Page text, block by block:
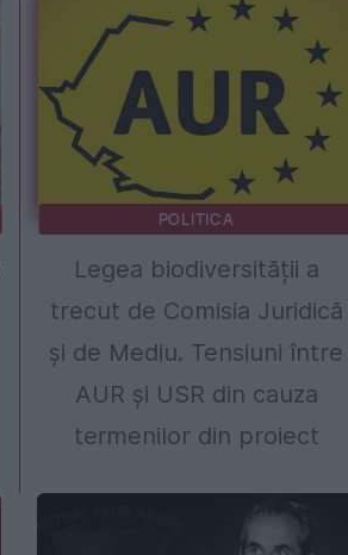
POLITICA
Legea biodiversității a
trecut de Comisia Juridică
și de Mediu. Tensiuni între
AUR și USR din cauza
termenilor din proiect